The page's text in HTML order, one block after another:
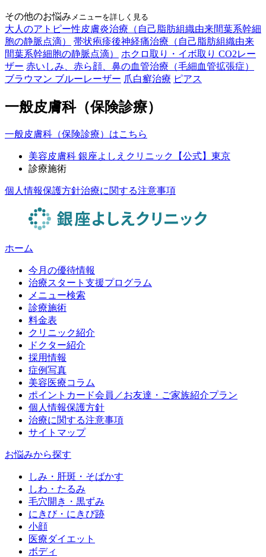
その他のお悩み メニューを詳しく見る
大人のアトピー性皮膚炎治療（自己脂肪組織由来間葉系幹細
胞の静脈点滴）
帯状疱疹後神経痛治療（自己脂肪組織由来
間葉系幹細胞の静脈点滴）
ホクロ取り・イボ取り CO2レー
ザー 赤いしみ、赤ら顔、鼻の血管治療（毛細血管拡張症）
ブラウマン ブルーレーザー 爪白癬治療 ピアス
一般皮膚科（保険診療）
一般皮膚科（保険診療）はこちら
美容皮膚科 銀座よしえクリニック【公式】東京
診療施術
個人情報保護方針治療に関する注意事項
ホーム
今月の優待情報
治療スタート支援プログラム
メニュー検索
診療施術
料金表
クリニック紹介
ドクター紹介
採用情報
症例写真
美容医療コラム
ポイントカード会員／お友達・ご家族紹介プラン
個人情報保護方針
治療に関する注意事項
サイトマップ
お悩みから探す
しみ・肝斑・そばかす
しわ・たるみ
毛穴開き・黒ずみ
にきび・にきび跡
小顔
医療ダイエット
ボディ